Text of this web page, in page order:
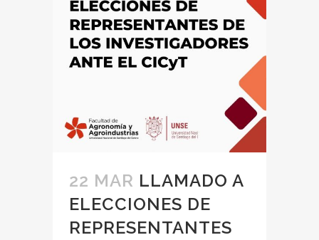
22 MAR LLAMADO A
ELECCIONES DE
REPRESENTANTES